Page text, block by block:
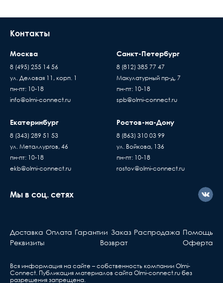
Крышка Да
Ширина, мм
Если вы купили
оборудование у нас, но
с ним что-то не так, вы
Пассивное
Когда вы
накладную, товар
проверяете и
без существующих
Активное
обращаетесь в
сервис, указанный в
машина. Дальнейшая транспортировка
товара составляет 15 минут
В случае если въезд на территорию заказчика
платный - его стоимость оплачивает
Доставка товаров осуществляется ежедневно,
с Пн. по Пт. с 10:00 до 17:00 часов
Контакты
Москва
8 (495) 255 14 56
ул. Деловая 11, корп. 1
пн-пт: 10-18
info@olmi-connect.ru
Санкт-Петербург
8 (812) 385 77 47
Макулатурный пр-д, 7
пн-пт: 10-18
spb@olmi-connect.ru
Екатеринбург
8 (343) 289 51 53
ул. Металлургов, 46
пн-пт: 10-18
ekb@olmi-connect.ru
Ростов-на-Дону
8 (863) 310 03 99
ул. Войкова, 136
пн-пт: 10-18
rostov@olmi-connect.ru
Мы в соц. сетях
Доставка Оплата Гарантии Заказ Распродажа Помощь
Реквизиты
Возврат Оферта
Вся информация на сайте – собственность компании Olmi-
Сonnect. Публикация материалов сайта Olmi-connect.ru без
разрешения запрещена.